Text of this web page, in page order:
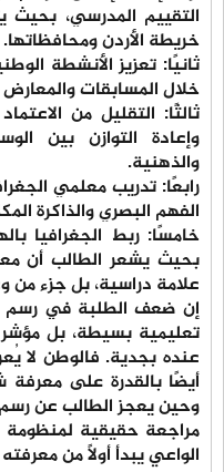
التقييم المدرسي، بحيث
خريطة الأردن ومحافظاتها.
ثانيًا: تعزيز الأنشطة
خلال المسابقات والمعارض
ثالثًا: التقليل من
وإعادة التوازن بين
والذهنية.
رابعًا: تدريب معلمي
الفهم البصري والذاكرة
خامسًا: ربط الجغرافيا
بحيث يشعر الطالب أن
علامة دراسية، بل جزء من
إن ضعف الطلبة في رسم
تعليمية بسيطة، بل
عنده بجدية. فالوطن لا
أيضًا بالقدرة على
وحين يعجز الطالب عن
مراجعة حقيقية لمنظومة
الواعي يبدأ أولًا من